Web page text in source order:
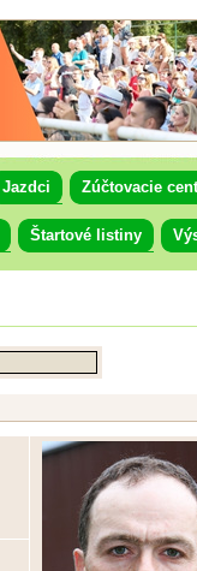
Jazdci Zúčtovacie
Štartové listiny